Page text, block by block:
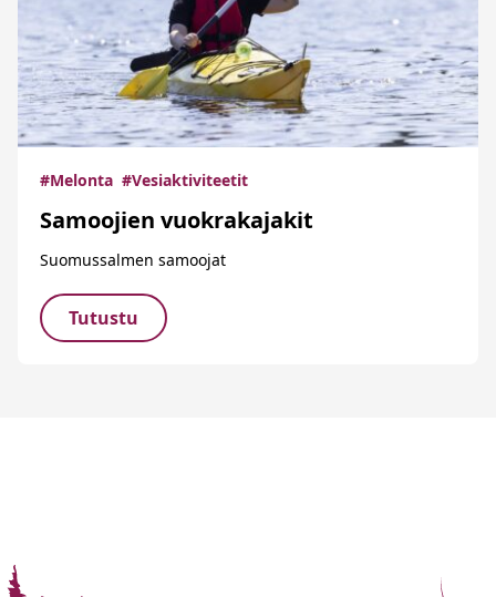
#Melonta #Vesiaktiviteetit
Samoojien vuokrakajakit
Suomussalmen samoojat
Tutustu